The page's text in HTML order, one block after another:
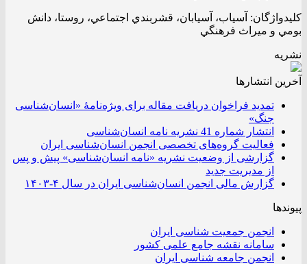
کليدواژگان: آسياب، آسيابان، قشربندي اجتماعي، روستا، دانش
بومي و ميراث فرهنگي
نشریه
آخرین انتشار‌ها
تمدید فراخوان دریافت مقاله برای ویژه‌نامۀ «انسان‌شناسی
جنگ»
انتشار شماره 41 نشریه نامه انسان‌شناسی
فعالیت گروه‌های تخصصی انجمن انسان‌شناسی ایران
گزارشی از وضعیت نشریه «نامه انسان‌شناسی» پیش و پس
از مدیریت جدید
گزارش مالی انجمن انسان‌شناسی ایران در سال ۴-۱۴۰۳
پیوندها
انجمن جمعیت شناسی ایران
سامانه نقشه جامع علمی کشور
انجمن جامعه شناسی ایران